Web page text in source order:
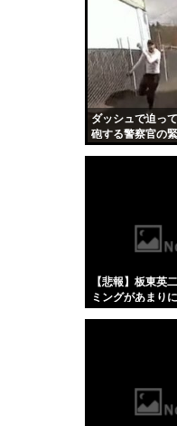
ダッシュで迫っ
砲する警察官の
【悲報】板東英
ミングがあまり